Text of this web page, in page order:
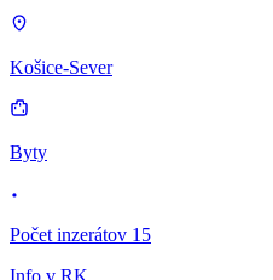
Košice-Sever
Byty
Počet inzerátov 15
Info v RK